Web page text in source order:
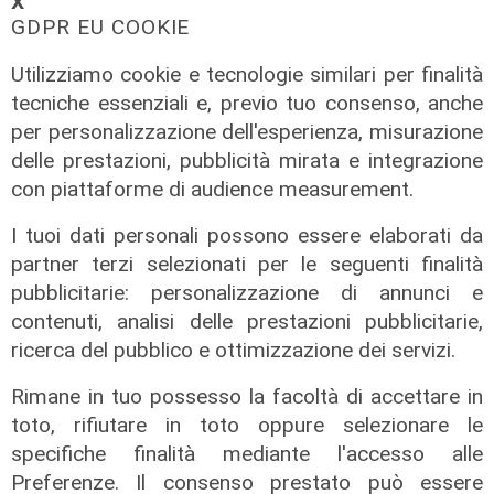
GDPR EU COOKIE
Utilizziamo cookie e tecnologie similari per finalità
tecniche essenziali e, previo tuo consenso, anche
per personalizzazione dell'esperienza, misurazione
delle prestazioni, pubblicità mirata e integrazione
con piattaforme di audience measurement.
I tuoi dati personali possono essere elaborati da
partner terzi selezionati per le seguenti finalità
pubblicitarie: personalizzazione di annunci e
contenuti, analisi delle prestazioni pubblicitarie,
ricerca del pubblico e ottimizzazione dei servizi.
Rimane in tuo possesso la facoltà di accettare in
toto, rifiutare in toto oppure selezionare le
specifiche finalità mediante l'accesso alle
Preferenze. Il consenso prestato può essere
Mercato
La Sampdoria blinda Krastev: il
portiere prolunga fino al 2030
di F.S.